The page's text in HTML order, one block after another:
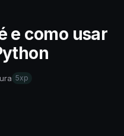
e como usar
5xp